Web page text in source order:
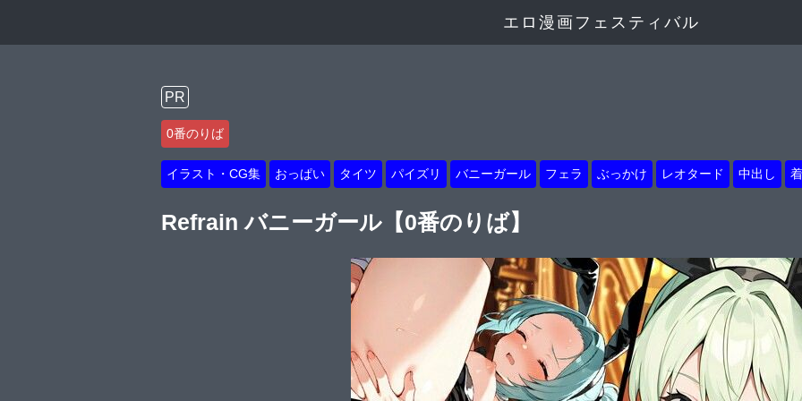
エロ漫画フェスティバル
PR
0番のりば
イラスト・CG集 おっぱい タイツ パイズリ バニーガール フェラ ぶっかけ レオタード 中出し
Refrain バニーガール【0番のりば】